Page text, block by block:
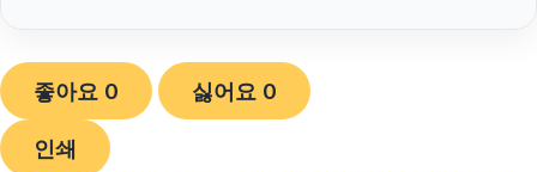
좋아요 0 싫어요 0
인쇄